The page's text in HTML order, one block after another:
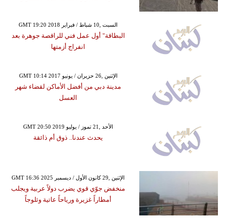
GMT 19:20 2018 السبت ,10 شباط / فبراير
البطاقة" أول عمل فني للراقصة جوهرة بعد
انفراج أزمتها
GMT 10:14 2017 الإثنين ,26 حزيران / يونيو
مدينة دبي من أفضل الأماكن لقضاء شهر
العسل
GMT 20:50 2019 الأحد ,21 تموز / يوليو
يحدث عندنا.. ذوق أم ذائقة
GMT 16:36 2025 الإثنين ,29 كانون الأول / ديسمبر
منخفض جوّي قوي يضرب دولاً عربية ويجلب
أمطاراً غزيرة ورياحاً عاتية وثلوجاً